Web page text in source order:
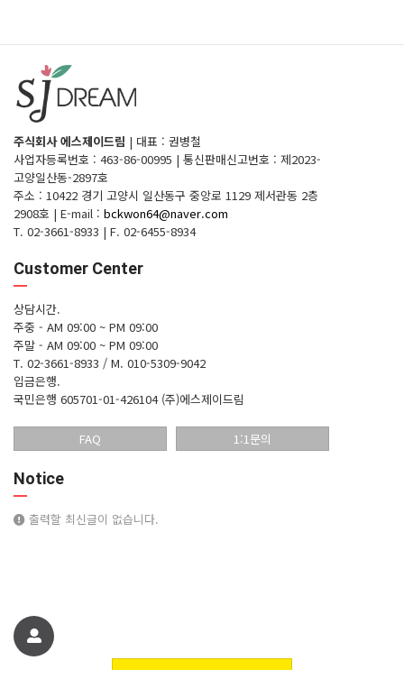
주식회사 에스제이드림 | 대표 : 권병철
사업자등록번호 : 463-86-00995 | 통신판매신고번호 : 제2023-
고양일산동-2897호
주소 : 10422 경기 고양시 일산동구 중앙로 1129 제서관동 2층
2908호 | E-mail : bckwon64@naver.com
T. 02-3661-8933 | F. 02-6455-8934
Customer Center
상담시간.
주중 - AM 09:00 ~ PM 09:00
주말 - AM 09:00 ~ PM 09:00
T. 02-3661-8933 / M. 010-5309-9042
입금은행.
국민은행 605701-01-426104 (주)에스제이드림
FAQ 1:1문의
Notice
출력할 최신글이 없습니다.
친구에게 추천하기